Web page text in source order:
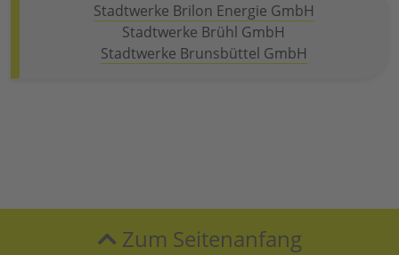
Stadtwerke Brilon Energie GmbH
Stadtwerke Brühl GmbH
Stadtwerke Brunsbüttel GmbH
Zum Seitenanfang